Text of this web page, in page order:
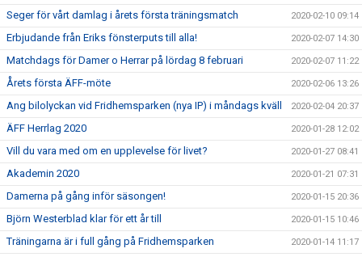
Seger för vårt damlag i årets första träningsmatch 2020-02-10 09:14
Erbjudande från Eriks fönsterputs till alla! 2020-02-07 14:30
Matchdags för Damer o Herrar på lördag 8 februari 2020-02-07 11:22
Årets första ÄFF-möte 2020-02-06 13:26
Ang bilolyckan vid Fridhemsparken (nya IP) i måndags kväll 2020-02-04 20:37
ÄFF Herrlag 2020 2020-01-28 12:02
Vill du vara med om en upplevelse för livet? 2020-01-27 08:41
Akademin 2020 2020-01-21 07:31
Damerna på gång inför säsongen! 2020-01-15 20:36
Björn Westerblad klar för ett år till 2020-01-15 10:46
Träningarna är i full gång på Fridhemsparken 2020-01-14 11:17